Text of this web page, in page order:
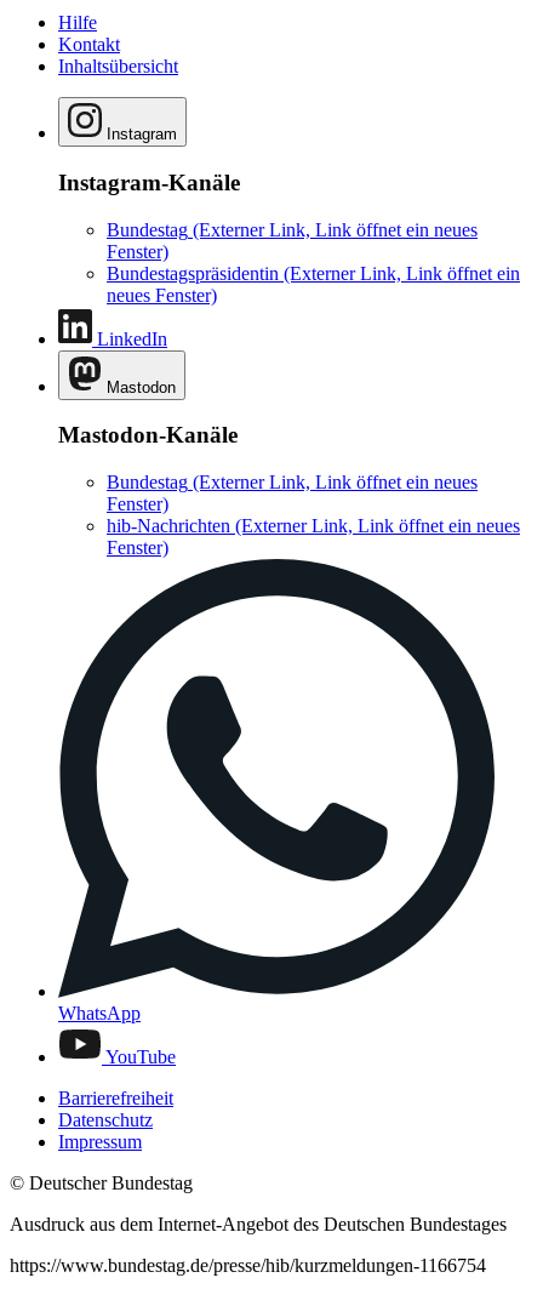
Hilfe
Kontakt
Inhaltsübersicht
Instagram
Instagram-Kanäle
Bundestag (Externer Link, Link öffnet ein neues
Fenster)
Bundestagspräsidentin (Externer Link, Link öffnet ein
neues Fenster)
LinkedIn
Mastodon
Mastodon-Kanäle
Bundestag (Externer Link, Link öffnet ein neues
Fenster)
hib-Nachrichten (Externer Link, Link öffnet ein neues
Fenster)
WhatsApp
YouTube
Barrierefreiheit
Datenschutz
Impressum
© Deutscher Bundestag
Ausdruck aus dem Internet-Angebot des Deutschen Bundestages
https://www.bundestag.de/presse/hib/kurzmeldungen-1166754